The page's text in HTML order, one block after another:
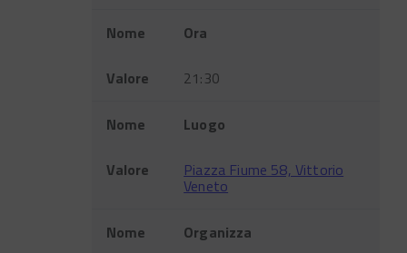
Nome Ora
Valore 21:30
Nome Luogo
Valore Piazza Fiume 58, Vittorio
Veneto
Nome Organizza